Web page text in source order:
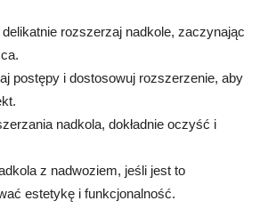
rozszerzaj nadkole, zaczynając
postępy i dostosowuj rozszerzenie, aby
nadkola, dokładnie oczyść i
z nadwoziem, jeśli jest to
estetykę i funkcjonalność.